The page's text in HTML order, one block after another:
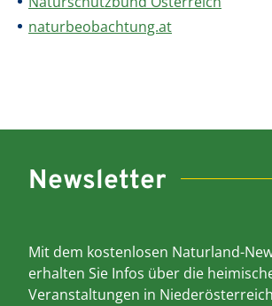
naturbeobachtung.at
Newsletter
Mit dem kostenlosen Naturland-
erhalten Sie Infos über die
Veranstaltungen in